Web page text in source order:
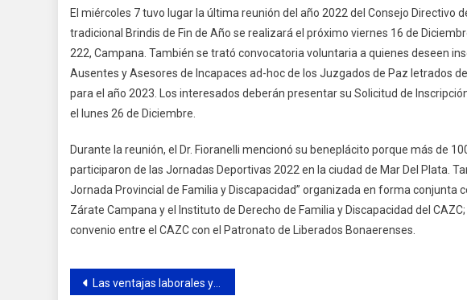
El miércoles 7 tuvo lugar la última reunión del año 2022 del Consejo Directivo
tradicional Brindis de Fin de Año se realizará el próximo viernes 16 de
222, Campana. También se trató convocatoria voluntaria a quienes deseen
Ausentes y Asesores de Incapaces ad-hoc de los Juzgados de Paz letrados
para el año 2023. Los interesados deberán presentar su Solicitud de
el lunes 26 de Diciembre.
Durante la reunión, el Dr. Fioranelli mencionó su beneplácito porque más de
participaron de las Jornadas Deportivas 2022 en la ciudad de Mar Del Plata.
Jornada Provincial de Familia y Discapacidad” organizada en forma conjunta
Zárate Campana y el Instituto de Derecho de Familia y Discapacidad del
convenio entre el CAZC con el Patronato de Liberados Bonaerenses.
Navegación
Las ventajas laborales y de conocimiento que dan estudiar gestión cultural